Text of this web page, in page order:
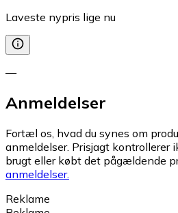
Laveste nypris lige nu
—
Anmeldelser
Fortæl os, hvad du synes om
anmeldelser. Prisjagt kontrollerer
brugt eller købt det pågældende
anmeldelser.
Reklame